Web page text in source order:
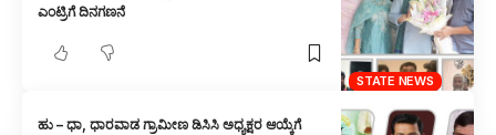
STATE NEWS
ಎಂಟ್ರಿಗೆ ದಿನಗಣನೆ
ಹು – ಧಾ, ಧಾರವಾಡ ಗ್ರಾಮೀಣ ಡಿಸಿಸಿ ಅಧ್ಯಕ್ಷರ ಆಯ್ಕೆಗೆ